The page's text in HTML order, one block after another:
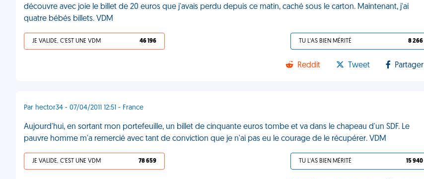
découvre avec joie le billet de 20 euros que j'avais perdu depuis ce matin, caché sous le carton. Maintenant, j'ai
quatre bébés billets. VDM
JE VALIDE, C'EST UNE VDM 46 196 TU L'AS BIEN MÉRITÉ 8 266
Reddit Tweet Partager
Par hector34 - 07/04/2011 12:51 - France
Aujourd'hui, en sortant mon portefeuille, un billet de cinquante euros tombe et va dans le chapeau d'un SDF. Le
pauvre homme m'a remercié avec tant de conviction que je n'ai pas eu le courage de le récupérer. VDM
JE VALIDE, C'EST UNE VDM 78 659 TU L'AS BIEN MÉRITÉ 15 940